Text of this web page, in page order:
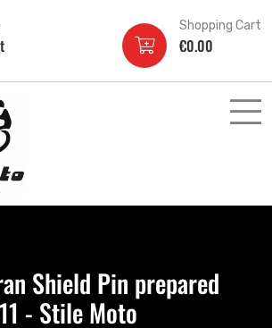
Shopping Cart
€0.00
Shield Pin prepared
- Stile Moto